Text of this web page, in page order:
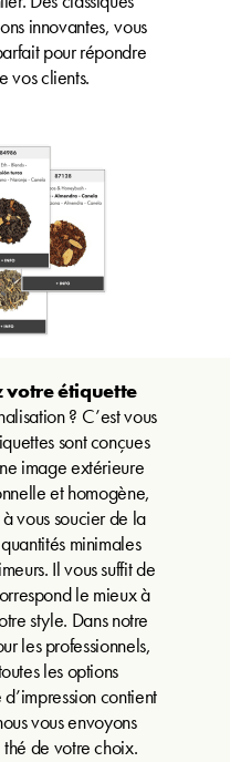
innovantes, vous
pour répondre
vos clients.
votre étiquette
? C’est vous
sont conçues
image extérieure
et homogène,
vous soucier de la
minimales
Il vous suffit de
le mieux à
style. Dans notre
les professionnels,
les options
contient
vous envoyons
de votre choix.